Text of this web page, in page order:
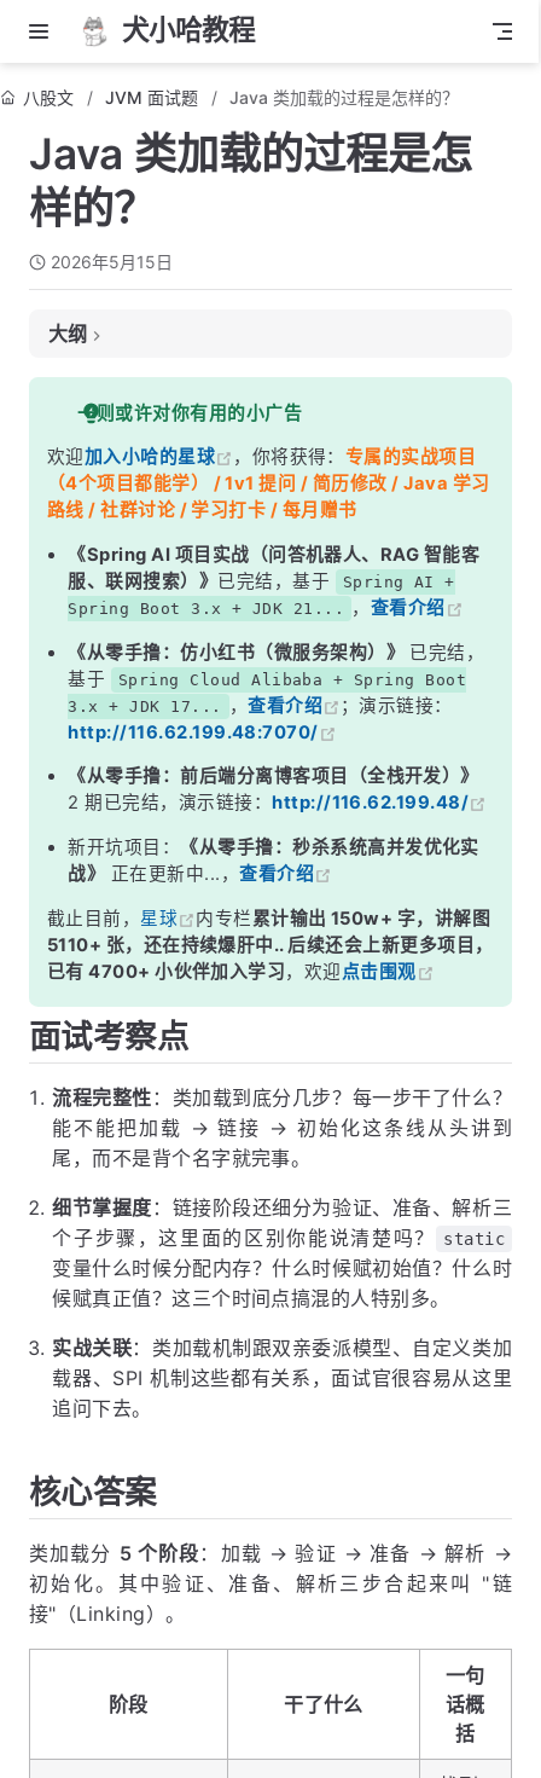
犬小哈教程
八股文 JVM 面试题 Java 类加载的过程是怎样的？
Java 类加载的过程是怎
样的？
2026年5月15日
大纲
面试考察点
核心答案
深度解析
一、全流程图
二、加载（Loading）
三、验证（Verification）
五、解析（Resolution）
六、初始化（Initialization）
面试高频追问
常见面试变体
总结
一则或许对你有用的小广告
欢迎加入小哈的星球 ，你将获得： 专属的实战项目
（4个项目都能学） / 1v1 提问 / 简历修改 / Java 学习
路线 / 社群讨论 / 学习打卡 / 每月赠书
《Spring AI 项目实战（问答机器人、RAG 智能客
服、联网搜索）》 已完结，基于
Spring AI +
Spring Boot 3.x + JDK 21...
， 查看介绍
《从零手撸：仿小红书（微服务架构）》
已完结，
基于
Spring Cloud Alibaba + Spring Boot
3.x + JDK 17...
，查看介绍
；演示链接：
http://116.62.199.48:7070/
《从零手撸：前后端分离博客项目（全栈开发）》
2 期已完结，演示链接： http://116.62.199.48/
新开坑项目：
《从零手撸：秒杀系统高并发优化实
战》
正在更新中...，查看介绍
截止目前， 星球 内专栏累计输出 150w+ 字，讲解图
5110+ 张，还在持续爆肝中.. 后续还会上新更多项目，
已有 4700+ 小伙伴加入学习，欢迎点击围观
面试考察点
流程完整性 ：类加载到底分几步？每一步干了什么？
能不能把加载 → 链接 → 初始化这条线从头讲到
尾，而不是背个名字就完事。
细节掌握度 ：链接阶段还细分为验证、准备、解析三
个子步骤，这里面的区别你能说清楚吗？
static
变量什么时候分配内存？什么时候赋初始值？什么时
候赋真正值？这三个时间点搞混的人特别多。
实战关联：类加载机制跟双亲委派模型、自定义类加
载器、SPI 机制这些都有关系，面试官很容易从这里
追问下去。
核心答案
类加载分 5 个阶段 ：加载 → 验证 → 准备 → 解析 →
初始化。其中验证、准备、解析三步合起来叫 "链
接"（Linking）。
阶段 干了什么
一句
话概
括